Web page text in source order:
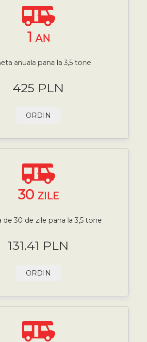
1 AN
anuala pana la 3,5 tone
425 PLN
ORDIN
30 ZILE
de 30 de zile pana la 3,5 tone
131.41 PLN
ORDIN